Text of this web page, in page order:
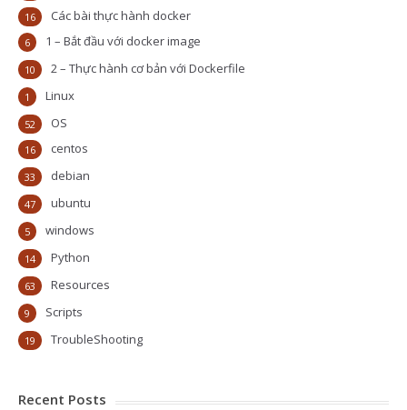
Các bài thực hành docker
16
1 – Bắt đầu với docker image
6
2 – Thực hành cơ bản với Dockerfile
10
Linux
1
OS
52
centos
16
debian
33
ubuntu
47
windows
5
Python
14
Resources
63
Scripts
9
TroubleShooting
19
Recent Posts